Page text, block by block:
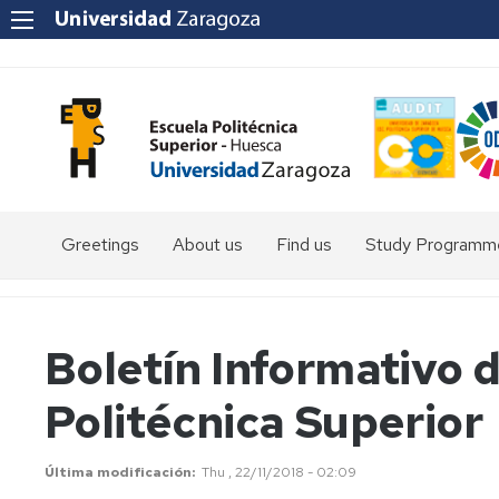
Greetings About us Find us Study
Sciences
in
Boletín Informativo
Politécnica Superior
Última modificación Thu , 22/11/2018 - 02:09